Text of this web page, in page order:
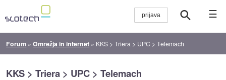
☰
Forum »Omrežja in internet » KKS > Triera > UPC > Telemach
KKS > Triera > UPC > Telemach